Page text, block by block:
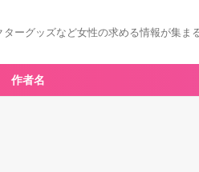
ーグッズなど女性の求める情報が集ま
作者名